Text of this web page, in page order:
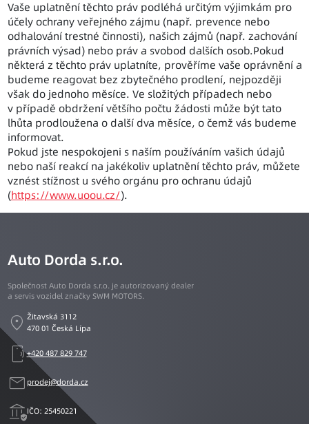
Vaše uplatnění těchto práv podléhá určitým výjimkám pro
účely ochrany veřejného zájmu (např. prevence nebo
odhalování trestné činnosti), našich zájmů (např. zachování
právních výsad) nebo práv a svobod dalších osob.Pokud
některá z těchto práv uplatníte, prověříme vaše oprávnění a
budeme reagovat bez zbytečného prodlení, nejpozději
však do jednoho měsíce. Ve složitých případech nebo
v případě obdržení většího počtu žádosti může být tato
lhůta prodloužena o další dva měsíce, o čemž vás budeme
informovat.
Pokud jste nespokojeni s naším používáním vašich údajů
nebo naší reakcí na jakékoliv uplatnění těchto práv, můžete
vznést stížnost u svého orgánu pro ochranu údajů
(https://www.uoou.cz/).
Auto Dorda s.r.o.
Společnost Auto Dorda s.r.o. je autorizovaný dealer
a servis vozidel značky SWM MOTORS.
location_on Žitavská 3112
470 01 Česká Lípa
phonelink_ring+420 487 829 747
mail prodej@dorda.cz
assured_workloadIČO: 25450221